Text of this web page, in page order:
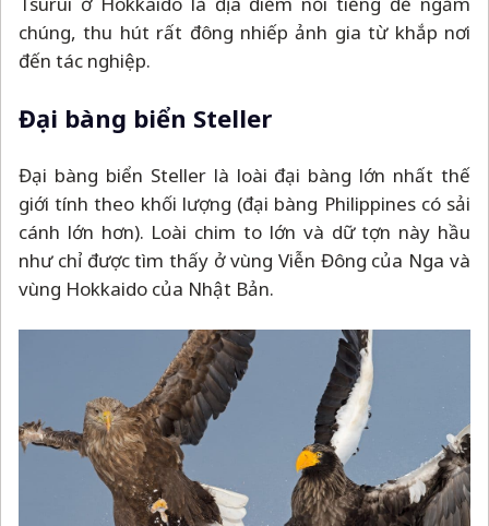
chúng, thu hút rất đông nhiếp ảnh gia từ khắp nơi
đến tác nghiệp.
Đại bàng biển Steller
Đại bàng biển Steller là loài đại bàng lớn nhất thế
giới tính theo khối lượng (đại bàng Philippines có sải
cánh lớn hơn). Loài chim to lớn và dữ tợn này hầu
như chỉ được tìm thấy ở vùng Viễn Đông của Nga và
vùng Hokkaido của Nhật Bản.